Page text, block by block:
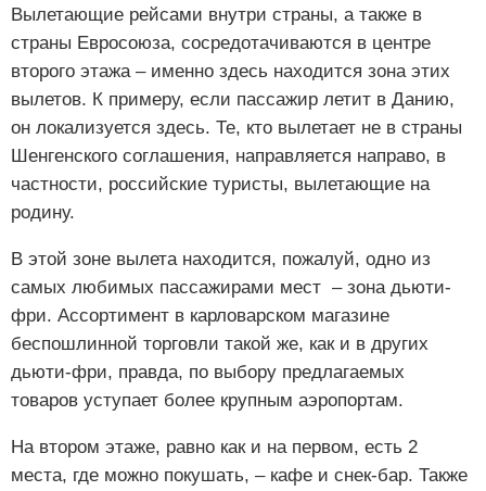
Вылетающие рейсами внутри страны, а также в
страны Евросоюза, сосредотачиваются в центре
второго этажа – именно здесь находится зона этих
вылетов. К примеру, если пассажир летит в Данию,
он локализуется здесь. Те, кто вылетает не в страны
Шенгенского соглашения, направляется направо, в
частности, российские туристы, вылетающие на
родину.
В этой зоне вылета находится, пожалуй, одно из
самых любимых пассажирами мест – зона дьюти-
фри. Ассортимент в карловарском магазине
беспошлинной торговли такой же, как и в других
дьюти-фри, правда, по выбору предлагаемых
товаров уступает более крупным аэропортам.
На втором этаже, равно как и на первом, есть 2
места, где можно покушать, – кафе и снек-бар. Также